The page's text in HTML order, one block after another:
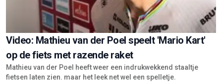
Video: Mathieu van der Poel speelt 'Mario Kart'
op de fiets met razende raket
Mathieu van der Poel heeft weer een indrukwekkend staaltje
fietsen laten zien. maar het leek net wel een spelletje.